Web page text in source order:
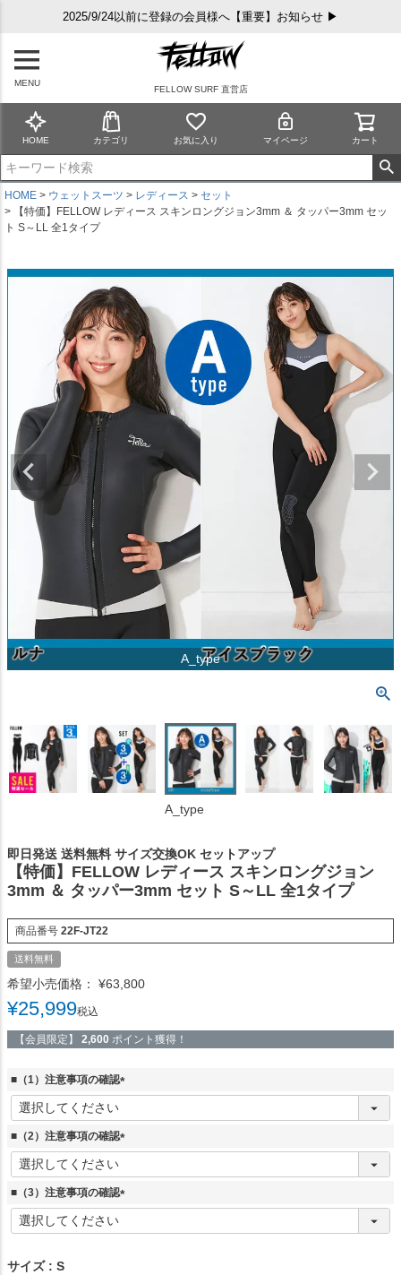
2025/9/24以前に登録の会員様へ【重要】お知らせ ▶
MENU
FELLOW SURF 直営店
HOME カテゴリ お気に入り マイページ カート
HOME ウェットスーツ レディース
セット
【特価】FELLOW レディース スキンロングジョン3mm ＆ タッパー3mm セッ
ト S～LL 全1タイプ
A_type
A_type
即日発送 送料無料 サイズ交換OK セットアップ
【特価】FELLOW レディース スキンロングジョン
3mm ＆ タッパー3mm セット S～LL 全1タイプ
商品番号 22F-JT22
送料無料
希望小売価格： ¥63,800
¥25,999税込
【会員限定】 2,600 ポイント獲得！
■（1）注意事項の確認
(
須
■（2）注意事項の確認
(
須
■（3）注意事項の確認
(
サイズ
S